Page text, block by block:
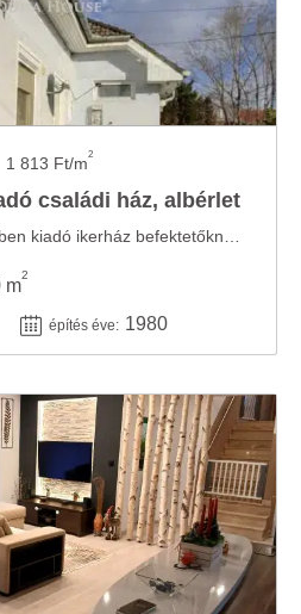
1 813 Ft/m2
családi ház, albérlet
m
2
építés éve: 1980